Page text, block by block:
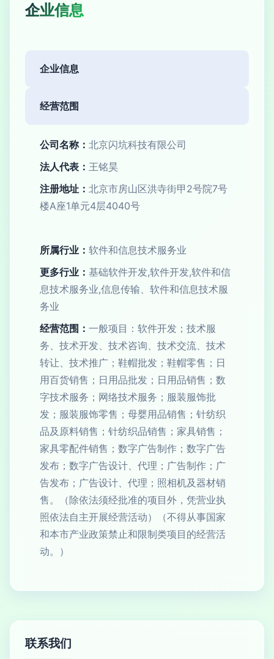
企业信息
企业信息
经营范围
公司名称： 北京闪坑科技有限公司
法人代表： 王铭昊
注册地址： 北京市房山区洪寺街甲2号院7号
楼A座1单元4层4040号
所属行业： 软件和信息技术服务业
更多行业： 基础软件开发,软件开发,软件和信
息技术服务业,信息传输、软件和信息技术服
务业
经营范围： 一般项目：软件开发；技术服
务、技术开发、技术咨询、技术交流、技术
转让、技术推广；鞋帽批发；鞋帽零售；日
用百货销售；日用品批发；日用品销售；数
字技术服务；网络技术服务；服装服饰批
发；服装服饰零售；母婴用品销售；针纺织
品及原料销售；针纺织品销售；家具销售；
家具零配件销售；数字广告制作；数字广告
发布；数字广告设计、代理；广告制作；广
告发布；广告设计、代理；照相机及器材销
售。（除依法须经批准的项目外，凭营业执
照依法自主开展经营活动）（不得从事国家
和本市产业政策禁止和限制类项目的经营活
动。）
联系我们